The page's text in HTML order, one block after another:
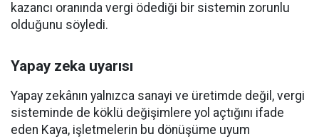
kazancı oranında vergi ödediği bir sistemin zorunlu
olduğunu söyledi.
Yapay zeka uyarısı
Yapay zekânın yalnızca sanayi ve üretimde değil, vergi
sisteminde de köklü değişimlere yol açtığını ifade
eden Kaya, işletmelerin bu dönüşüme uyum